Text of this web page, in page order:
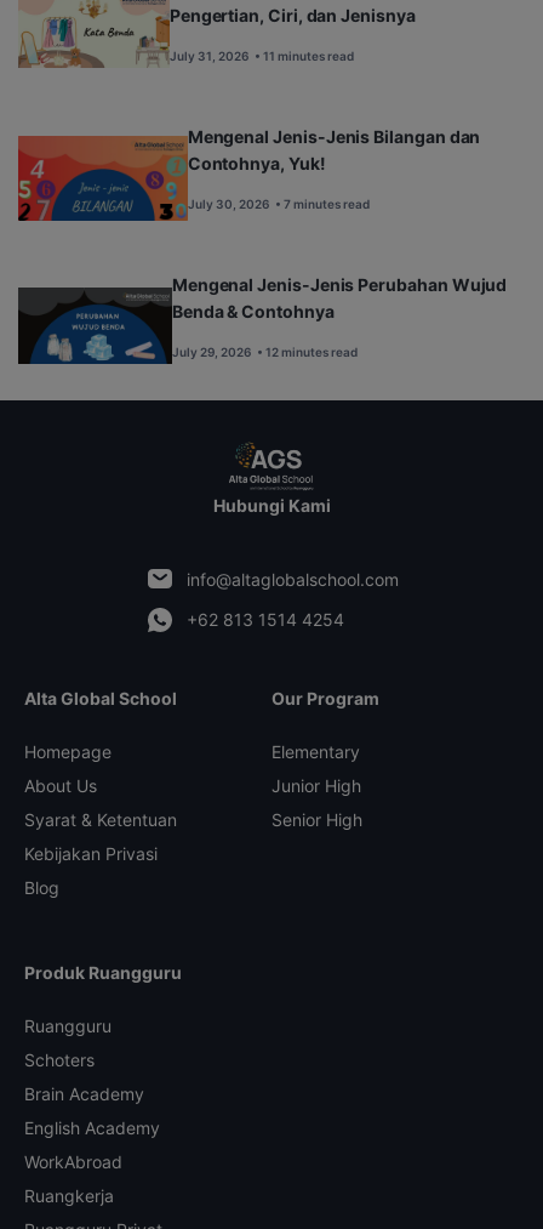
Pengertian, Ciri, dan Jenisnya
July 31, 2026 • 11 minutes read
Mengenal Jenis-Jenis Bilangan dan
Contohnya, Yuk!
July 30, 2026 • 7 minutes read
Mengenal Jenis-Jenis Perubahan Wujud
Benda & Contohnya
July 29, 2026 • 12 minutes read
Hubungi Kami
info@altaglobalschool.com
+62 813 1514 4254
Alta Global School
Homepage
About Us
Syarat & Ketentuan
Kebijakan Privasi
Blog
Our Program
Elementary
Junior High
Senior High
Produk Ruangguru
Ruangguru
Schoters
Brain Academy
English Academy
WorkAbroad
Ruangkerja